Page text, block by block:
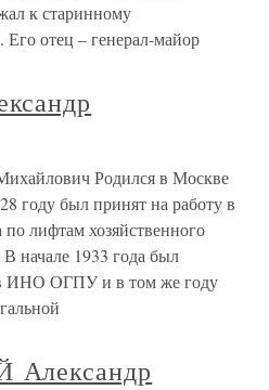
к старинному
Его отец – генерал-майор
Родился в Москве
году был принят на работу в
лифтам хозяйственного
начале 1933 года был
в ИНО ОГПУ и в том же году